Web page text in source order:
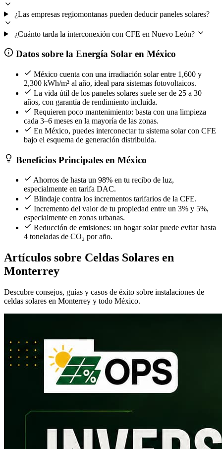
¿Las empresas regiomontanas pueden deducir paneles solares?
¿Cuánto tarda la interconexión con CFE en Nuevo León?
Datos sobre la Energía Solar en México
México cuenta con una irradiación solar entre 1,600 y
2,300 kWh/m² al año, ideal para sistemas fotovoltaicos.
La vida útil de los paneles solares suele ser de 25 a 30
años, con garantía de rendimiento incluida.
Requieren poco mantenimiento: basta con una limpieza
cada 3–6 meses en la mayoría de las zonas.
En México, puedes interconectar tu sistema solar con CFE
bajo el esquema de generación distribuida.
Beneficios Principales en México
Ahorros de hasta un 98% en tu recibo de luz,
especialmente en tarifa DAC.
Blindaje contra los incrementos tarifarios de la CFE.
Incremento del valor de tu propiedad entre un 3% y 5%,
especialmente en zonas urbanas.
Reducción de emisiones: un hogar solar puede evitar hasta
4 toneladas de CO₂ por año.
Artículos sobre Celdas Solares en
Monterrey
Descubre consejos, guías y casos de éxito sobre instalaciones de
celdas solares en Monterrey y todo México.